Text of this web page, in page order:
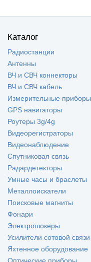
Каталог
Радиостанции
Антенны
ВЧ и СВЧ коннекторы
ВЧ и СВЧ кабель
Измерительные приборы
GPS навигаторы
Роутеры 3g/4g
Видеорегистраторы
Видеонаблюдение
Спутниковая связь
Радардетекторы
Умные часы и браслеты
Металлоискатели
Поисковые магниты
Фонари
Электрошокеры
Усилители сотовой связи
Яхтенное оборудование
Оптические приборы